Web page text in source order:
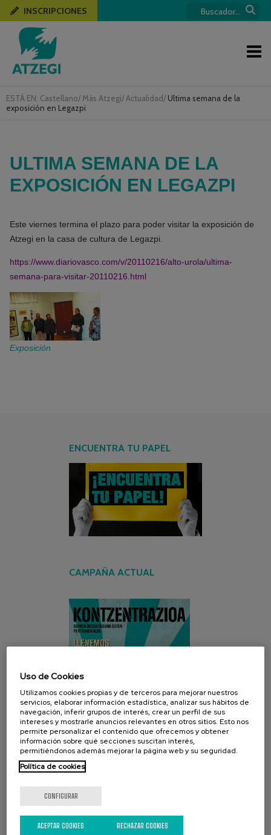
ESTÁ EN: Castellano/ Más Atzegi/ Actualidad/ Ultima semana de la
exposición en Legazpi
INSCRIPCIONES
ULTIMA SEMANA DE LA
EXPOSICIÓN EN LEGAZPI
Este viernes termina el plazo para poder visitar la exposición de
Atzegi en la casa de cultura de Legazpi.
https://www.diariovasco.com/v/20110216/alto-urola/ultima-
semana-para-visitar-20110216.html
Exposición
ENCUENTRA TU PAPEL
CAMPAÑA ACTUAL
REDES SOCIALES
Uso de Cookies
Utilizamos cookies propias y de terceros para mejorar nuestros
servicios, elaborar información estadística, analizar sus hábitos de
navegación, inferir grupos de interés, crear un perfil de sus
intereses y mostrarle anuncios relevantes en otros sitios. Esto nos
permite personalizar el contenido que ofrecemos y obtener
información sobre qué secciones suscitan interés,
permitiéndonos además mejorar la página web y su seguridad.
Política de cookies
CONFIGURAR
RECHAZAR COOKIES
ACEPTAR COOKIES